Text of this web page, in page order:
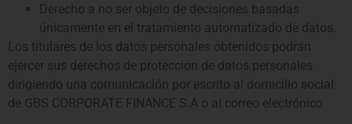
Derecho a no ser objeto de decisiones basadas
únicamente en el tratamiento automatizado de datos.
Los titulares de los datos personales obtenidos podrán
ejercer sus derechos de protección de datos personales
dirigiendo una comunicación por escrito al domicilio social
de GBS CORPORATE FINANCE S.A o al correo electrónico